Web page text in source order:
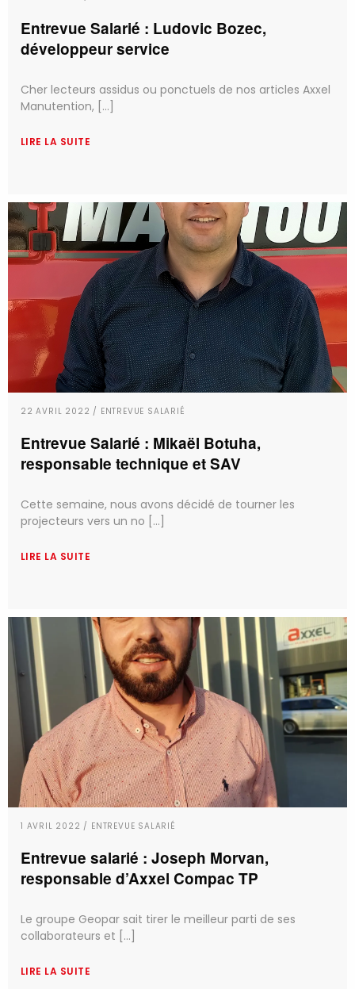
Entrevue Salarié : Ludovic Bozec,
développeur service
Cher lecteurs assidus ou ponctuels de nos articles Axxel
Manutention, [...]
LIRE LA SUITE
22 AVRIL 2022 / ENTREVUE SALARIÉ
Entrevue Salarié : Mikaël Botuha,
responsable technique et SAV
Cette semaine, nous avons décidé de tourner les
projecteurs vers un no [...]
LIRE LA SUITE
1 AVRIL 2022 / ENTREVUE SALARIÉ
Entrevue salarié : Joseph Morvan,
responsable d’Axxel Compac TP
Le groupe Geopar sait tirer le meilleur parti de ses
collaborateurs et [...]
LIRE LA SUITE